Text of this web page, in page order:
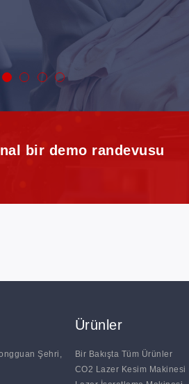
bir demo randevusu
Şehri,
Ürünler
Bir Bakışta Tüm Ürünler
CO2 Lazer Kesim Makinesi